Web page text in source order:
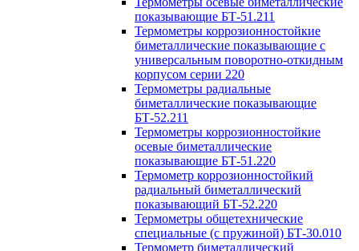
показывающие БТ-51.211
Термометры коррозионностойкие
биметаллические показывающие с
универсальным поворотно-откидным
корпусом серии 220
Термометры радиальные
биметаллические показывающие
БТ-52.211
Термометры коррозионностойкие
осевые биметаллические
показывающие БТ-51.220
Термометр коррозионностойкий
радиальный биметаллический
показывающий БТ-52.220
Термометры общетехнические
специальные (с пружиной) БТ-30.010
Термометр биметаллический